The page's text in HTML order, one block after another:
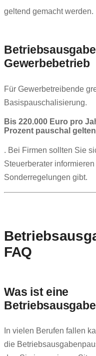
geltend gemacht werden.
Gewerbebetrieb
Für Gewerbetreibende
Basispauschalisierung.
Bis 220.000 Euro pro
Prozent pauschal
. Bei Firmen sollten Sie
Steuerberater
Sonderregelungen gibt.
FAQ
Was ist eine
In vielen Berufen fallen
die